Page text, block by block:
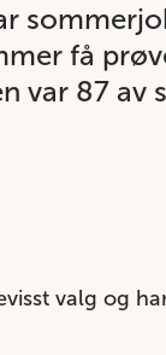
få
var 87 av
valg og